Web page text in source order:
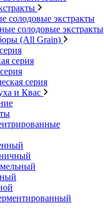
солодовые экстракты
солодовые экстракты
(All Grain)
серия
серия
и Квас